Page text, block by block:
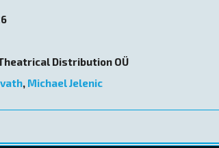
Distribution OÜ
, Michael Jelenic